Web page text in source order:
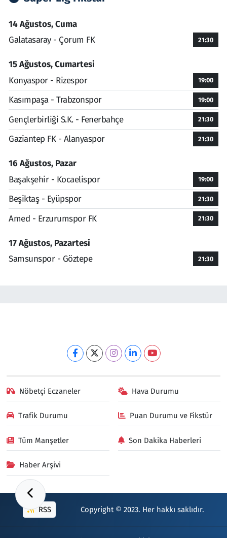
14 Ağustos, Cuma
Galatasaray - Çorum FK
21:30
15 Ağustos, Cumartesi
Konyaspor - Rizespor
19:00
Kasımpaşa - Trabzonspor 19:00
Gençlerbirliği S.K. - Fenerbahçe 21:30
Gaziantep FK - Alanyaspor 21:30
16 Ağustos, Pazar
Başakşehir - Kocaelispor
19:00
Beşiktaş - Eyüpspor 21:30
Amed - Erzurumspor FK 21:30
17 Ağustos, Pazartesi
Samsunspor - Göztepe
21:30
Nöbetçi Eczaneler Hava Durumu
Trafik Durumu Puan Durumu ve Fikstür
Tüm Manşetler Son Dakika Haberleri
Haber Arşivi
RSS Copyright © 2023. Her hakkı saklıdır.